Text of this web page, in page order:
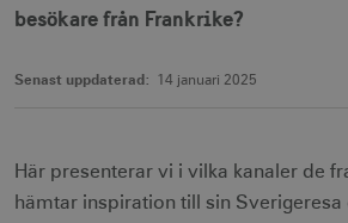
besökare från Frankrike?
Senast uppdaterad: 14 januari 2025
Här presenterar vi i vilka kanaler de
hämtar inspiration till sin Sverigeresa